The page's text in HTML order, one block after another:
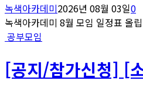
녹색아카데미2026년 08월 03일0
녹색아카데미 8월 모임 일정표 올
공부모임
[공지/참가신청] [